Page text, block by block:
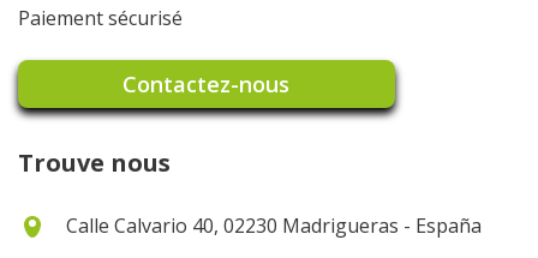
Paiement sécurisé
Contactez-nous
Trouve nous
Calle Calvario 40, 02230 Madrigueras - España